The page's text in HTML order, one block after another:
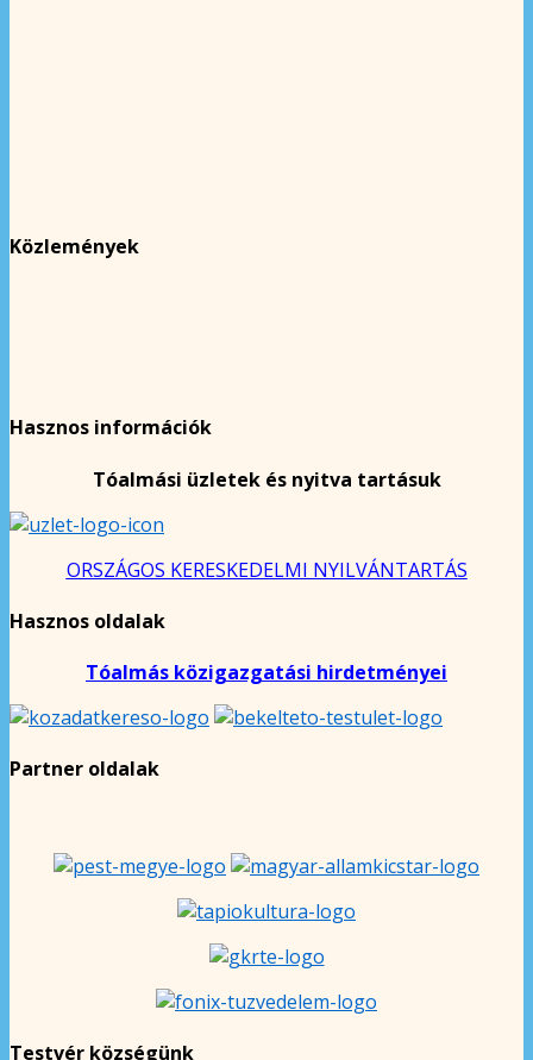
Közlemények
Hasznos információk
Tóalmási üzletek és nyitva tartásuk
ORSZÁGOS KERESKEDELMI NYILVÁNTARTÁS
Hasznos oldalak
Tóalmás közigazgatási hirdetményei
Partner oldalak
Testvér községünk